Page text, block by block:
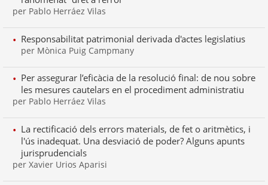
per Pablo Herráez Vilas
Responsabilitat patrimonial derivada d'actes legislatius
per Mònica Puig Campmany
Per assegurar l’eficàcia de la resolució final: de nou sobre
les mesures cautelars en el procediment administratiu
per Pablo Herráez Vilas
La rectificació dels errors materials, de fet o aritmètics, i
l'ús inadequat. Una desviació de poder? Alguns apunts
jurisprudencials
per Xavier Urios Aparisi